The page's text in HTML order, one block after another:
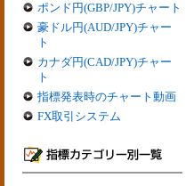
ポンド円(GBP/JPY)チャート
豪ドル円(AUD/JPY)チャー
ト
カナダ円(CAD/JPY)チャー
ト
指標発表時のチャート動画
FX取引システム